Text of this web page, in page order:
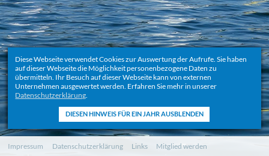
Diese Webseite verwendet Cookies zur Auswertung der Aufrufe. Sie haben
auf dieser Webseite die Möglichkeit personenbezogene Daten zu
übermitteln. Ihr Besuch auf dieser Webseite kann von externen
Unternehmen ausgewertet werden. Erfahren Sie mehr in unserer
Datenschutzerklärung
Navigation
Impressum Datenschutzerklärung Links Mitglied werden